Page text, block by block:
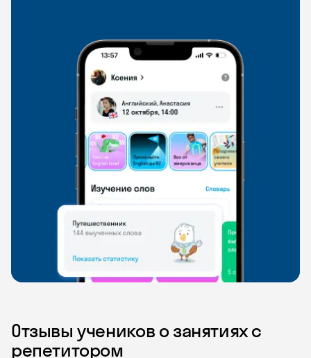
Отзывы учеников о занятиях с
репетитором